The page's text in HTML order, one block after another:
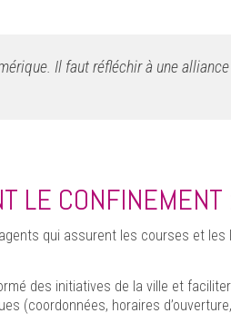
Il faut réfléchir à une
LE CONFINEMENT
qui assurent les courses et
des initiatives de la ville et
(coordonnées, horaires